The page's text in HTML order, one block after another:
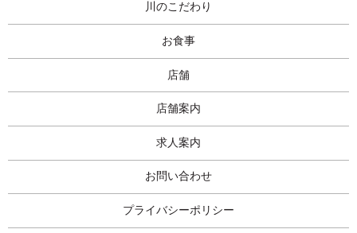
川のこだわり
お食事
店舗
店舗案内
求人案内
お問い合わせ
プライバシーポリシー